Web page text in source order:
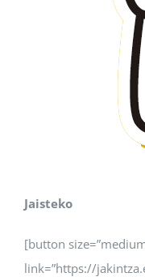
Jaisteko
[button
link=”https://